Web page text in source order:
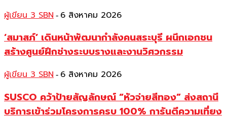
ผู้เขียน 3 SBN - 6 สิงหาคม 2026
‘สมาสภ์’ เดินหน้าพัฒนากำลังคนสระบุรี ผนึกเอกชน
สร้างศูนย์ฝึกช่างระบบรางและงานวิศวกรรม
ผู้เขียน 3 SBN - 6 สิงหาคม 2026
SUSCO คว้าป้ายสัญลักษณ์ “หัวจ่ายสีทอง” ส่งสถานี
บริการเข้าร่วมโครงการครบ 100% การันตีความเที่ยง